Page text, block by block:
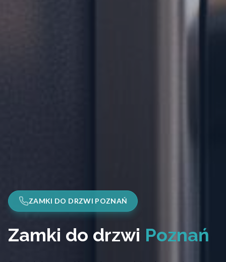
ZAMKI DO DRZWI POZNAŃ
Zamki do drzwi Poznań